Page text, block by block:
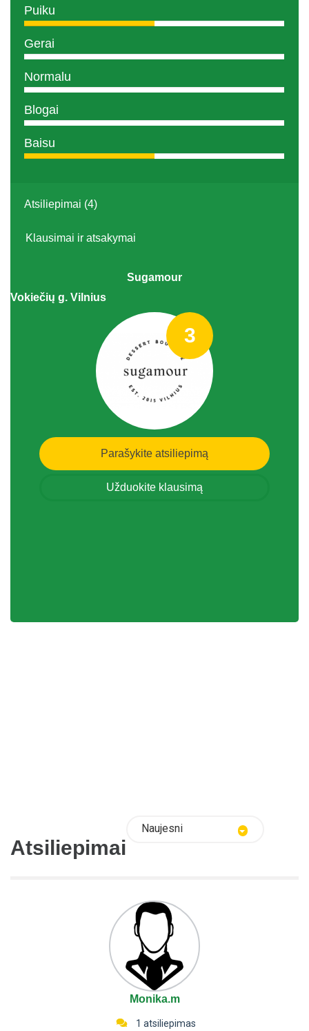
Puiku
Gerai
Normalu
Blogai
Baisu
Atsiliepimai (4)
Klausimai ir atsakymai
Sugamour
Vokiečių g. Vilnius
3
Parašykite atsiliepimą
Užduokite klausimą
Atsiliepimai
Naujesni
Monika.m
1 atsiliepimas